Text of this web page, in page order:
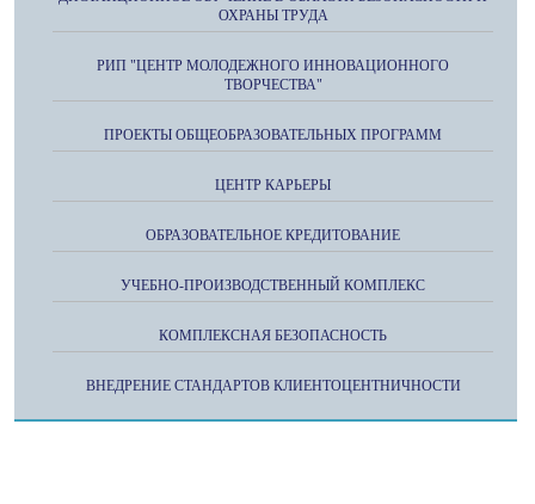
ОХРАНЫ ТРУДА
РИП "ЦЕНТР МОЛОДЕЖНОГО ИННОВАЦИОННОГО
ТВОРЧЕСТВА"
ПРОЕКТЫ ОБЩЕОБРАЗОВАТЕЛЬНЫХ ПРОГРАММ
ЦЕНТР КАРЬЕРЫ
ОБРАЗОВАТЕЛЬНОЕ КРЕДИТОВАНИЕ
УЧЕБНО-ПРОИЗВОДСТВЕННЫЙ КОМПЛЕКС
КОМПЛЕКСНАЯ БЕЗОПАСНОСТЬ
ВНЕДРЕНИЕ СТАНДАРТОВ КЛИЕНТОЦЕНТНИЧНОСТИ